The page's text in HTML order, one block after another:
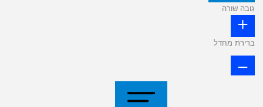
גובה שורה
ברירת מחדל